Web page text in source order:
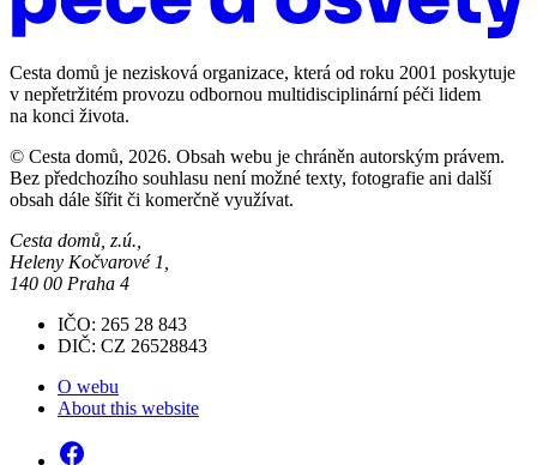
Cesta domů je nezisková organizace, která od roku 2001 poskytuje
v nepřetržitém provozu odbornou multidisciplinární péči lidem
na konci života.
© Cesta domů, 2026. Obsah webu je chráněn autorským právem.
Bez předchozího souhlasu není možné texty, fotografie ani další
obsah dále šířit či komerčně využívat.
Cesta domů, z.ú.,
Heleny Kočvarové 1,
140 00 Praha 4
IČO: 265 28 843
DIČ: CZ 26528843
O webu
About this website